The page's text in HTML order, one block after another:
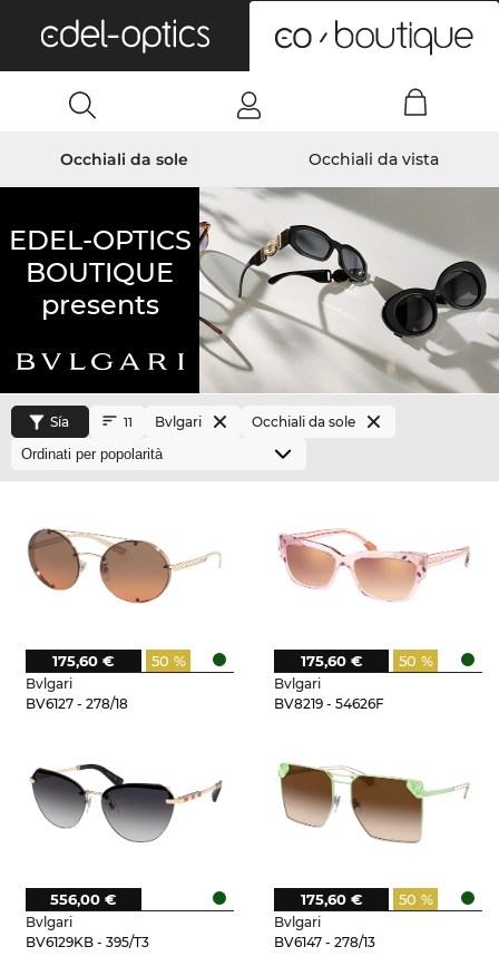
Occhiali da sole Occhiali da vista
EDEL-OPTICS
BOUTIQUE
presents
Sía 11 Bvlgari Occhiali da sole
Bvlgari
BV6127 - 278/18
50 %
175,60 €
Bvlgari
BV8219 - 54626F
50 %
175,60 €
Bvlgari
BV6129KB - 395/T3
556,00 €
Bvlgari
BV6147 - 278/13
50 %
175,60 €